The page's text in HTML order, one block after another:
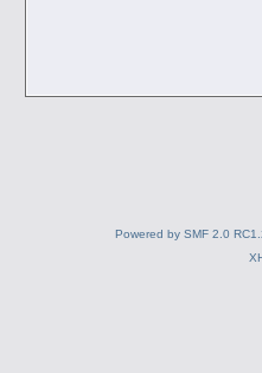
Powered by SMF 2.0